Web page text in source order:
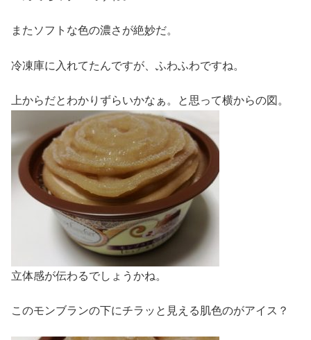
またソフトな色の濃さが絶妙だ。
冷凍庫に入れてたんですが、ふわふわですね。
上からだとわかりずらいかなぁ。と思って横からの図。
立体感が伝わるでしょうかね。
このモンブランの下にチラッと見える肌色のがアイス？